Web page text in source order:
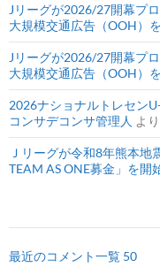
Jリーグが2026/27開幕プ
大規模交通広告（OOH）
Jリーグが2026/27開幕プ
大規模交通広告（OOH）
2026ナショナルトレセン
コンサデコンサ管理人 より
Ｊリーグが令和8年熊本
TEAM AS ONE募金」を開
最近のコメント一覧 50